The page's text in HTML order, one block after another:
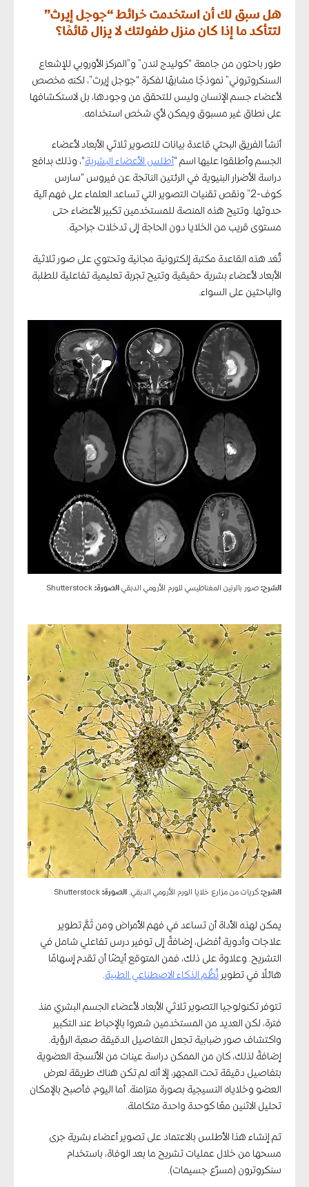
هل سبق لك أن استخدمت خرائط “جوجل إيرث”
لتتأكد ما إذا كان منزل طفولتك لا يزال قائمًا؟
طور باحثون من جامعة “كوليدج لندن” و”المركز الأوروبي للإشعاع
السنكروتروني” نموذجًا مشابهًا لفكرة “جوجل إيرث”، لكنه مخصص
لأعضاء جسم الإنسان وليس للتحقق من وجودها، بل لاستكشافها
على نطاق غير مسبوق ويمكن لأي شخص استخدامه.
أنشأ الفريق البحثي قاعدة بيانات للتصوير ثلاثي الأبعاد لأعضاء
الجسم وأطلقوا عليها اسم “أطلس الأعضاء البشرية“، وذلك بدافع
دراسة الأضرار البنيوية في الرئتين الناتجة عن فيروس “سارس
كوف-2” ونقص تقنيات التصوير التي تساعد العلماء على فهم آلية
حدوثها. وتتيح هذه المنصة للمستخدمين تكبير الأعضاء حتى
مستوى قريب من الخلايا دون الحاجة إلى تدخلات جراحية.
تُعَد هذه القاعدة مكتبة إلكترونية مجانية وتحتوي على صور ثلاثية
الأبعاد لأعضاء بشرية حقيقية وتتيح تجربة تعليمية تفاعلية للطلبة
والباحثين على السواء.
الشرح: صور بالرنين المغناطيسي للورم الأرومي الدبقي الصورة:
الشرح: كريات من مزارع خلايا الورم الأرومي الدبقي. الصورة:
يمكن لهذه الأداة أن تساعد في فهم الأمراض ومن ثَمَّ تطوير
علاجات وأدوية أفضل، إضافةً إلى توفير درس تفاعلي شامل في
التشريح. وعلاوة على ذلك، فمن المتوقع أيضًا أن تقدم إسهامًا
هائلًا في تطوير نُظُم الذكاء الاصطناعي الطبية.
تتوفر تكنولوجيا التصوير ثلاثي الأبعاد لأعضاء الجسم البشري منذ
فترة، لكن العديد من المستخدمين شعروا بالإحباط عند التكبير
واكتشاف صور ضبابية تجعل التفاصيل الدقيقة صعبة الرؤية.
إضافةً لذلك، كان من الممكن دراسة عينات من الأنسجة العضوية
بتفاصيل دقيقة تحت المجهر، إلا أنه لم تكن هناك طريقة لعرض
العضو وخلاياه النسيجية بصورة متزامنة. أما اليوم، فأصبح بالإمكان
تحليل الاثنين معًا كوحدة واحدة متكاملة.
تم إنشاء هذا الأطلس بالاعتماد على تصوير أعضاء بشرية جرى
مسحها من خلال عمليات تشريح ما بعد الوفاة، باستخدام
سنكروترون (مسرّع جسيمات).